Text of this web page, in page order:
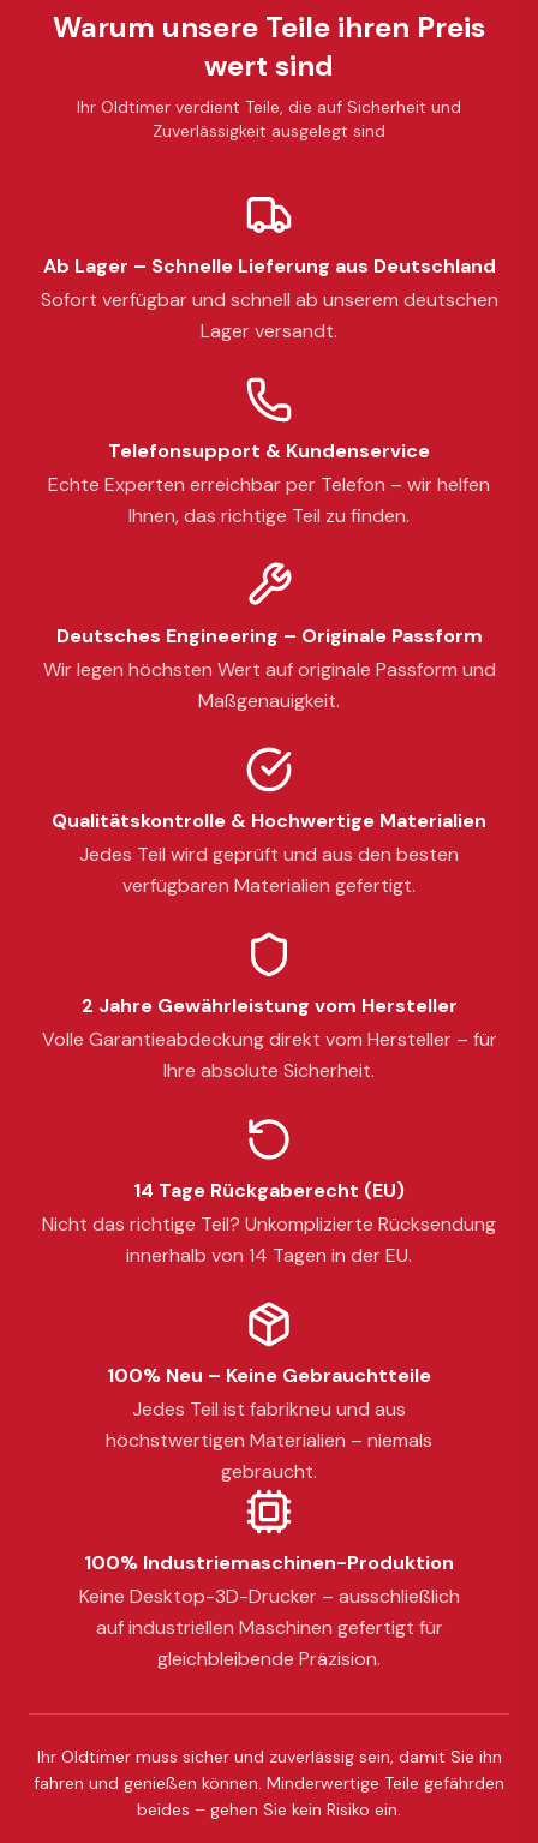
Warum unsere Teile ihren Preis
wert sind
Ihr Oldtimer verdient Teile, die auf Sicherheit und
Zuverlässigkeit ausgelegt sind
Ab Lager – Schnelle Lieferung aus Deutschland
Sofort verfügbar und schnell ab unserem deutschen
Lager versandt.
Telefonsupport & Kundenservice
Echte Experten erreichbar per Telefon – wir helfen
Ihnen, das richtige Teil zu finden.
Deutsches Engineering – Originale Passform
Wir legen höchsten Wert auf originale Passform und
Maßgenauigkeit.
Qualitätskontrolle & Hochwertige Materialien
Jedes Teil wird geprüft und aus den besten
verfügbaren Materialien gefertigt.
2 Jahre Gewährleistung vom Hersteller
Volle Garantieabdeckung direkt vom Hersteller – für
Ihre absolute Sicherheit.
14 Tage Rückgaberecht (EU)
Nicht das richtige Teil? Unkomplizierte Rücksendung
innerhalb von 14 Tagen in der EU.
100% Neu – Keine Gebrauchtteile
Jedes Teil ist fabrikneu und aus
höchstwertigen Materialien – niemals
gebraucht.
100% Industriemaschinen-Produktion
Keine Desktop-3D-Drucker – ausschließlich
auf industriellen Maschinen gefertigt für
gleichbleibende Präzision.
Ihr Oldtimer muss sicher und zuverlässig sein, damit Sie ihn
fahren und genießen können. Minderwertige Teile gefährden
beides – gehen Sie kein Risiko ein.